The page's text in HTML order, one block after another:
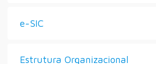
e-SIC
Estrutura Organizacional